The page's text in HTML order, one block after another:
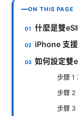
ON THIS PAGE
什麼是雙
iPhone 支
如何設定雙
步驟 1
步驟 2
步驟 3